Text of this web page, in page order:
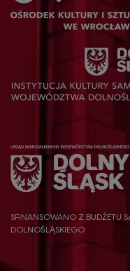
SFINANSOWANO Z BUDŻETU
DOLNOŚLĄSKIEGO